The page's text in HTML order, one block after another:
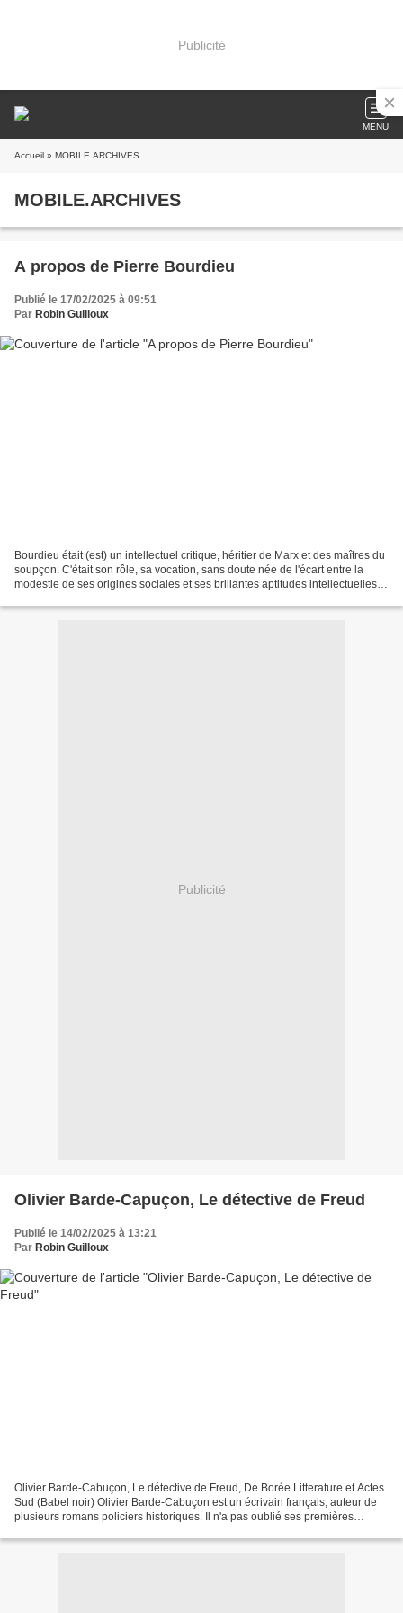
Publicité
MENU
Accueil » MOBILE.ARCHIVES
MOBILE.ARCHIVES
A propos de Pierre Bourdieu
Publié le 17/02/2025 à 09:51
Par Robin Guilloux
Bourdieu était (est) un intellectuel critique, héritier de Marx et des maîtres du
soupçon. C'était son rôle, sa vocation, sans doute née de l'écart entre la
modestie de ses origines sociales et ses brillantes aptitudes intellectuelles. Il
Publicité
Olivier Barde-Capuçon, Le détective de Freud
Publié le 14/02/2025 à 13:21
Par Robin Guilloux
Olivier Barde-Cabuçon, Le détective de Freud, De Borée Litterature et Actes
Sud (Babel noir) Olivier Barde-Cabuçon est un écrivain français, auteur de
plusieurs romans policiers historiques. Il n'a pas oublié ses premières